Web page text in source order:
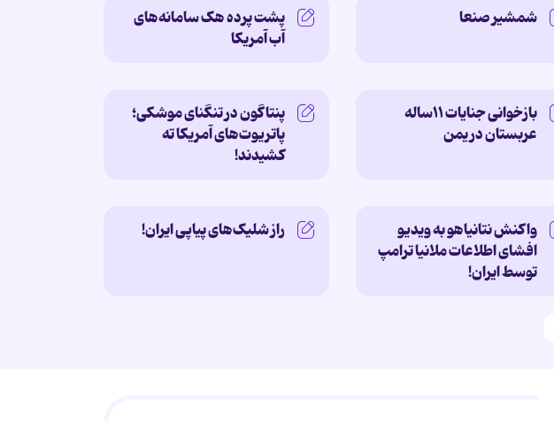
شمشیر صنعا
پشت پرده‌ هک سامانه‌های
آب آمریکا
بازخوانی جنایات ۱۱ساله‌
عربستان در یمن
پنتاگون در تنگنای موشکی؛
پاتریوت‌های آمریکا ته
کشیدند!
واکنش نتانیاهو به ویدیو
افشای اطلاعات ملانیا ترامپ
توسط ایران!
راز شلیک‌های پیاپی ایران!